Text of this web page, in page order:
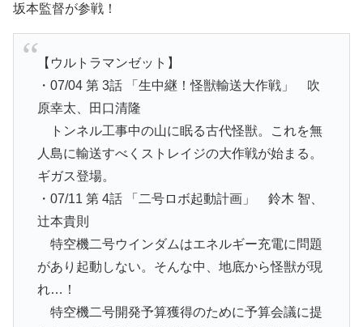
坂本監督が参戦！
【ウルトラマンゼット】
・07/04 第 3話 「生中継！怪獣輸送大作戦」 吹
原幸太、田口清隆
トンネル工事中の山に眠る古代怪獣。これを無
人島に輸送すべくストレイジの大作戦が始まる。
ギガス登場。
・07/11 第 4話 「二号ロボ起動計画」 鈴木 智、
辻本貴則
特空機二号ウインダムはエネルギー充電に問題
があり起動しない。そんな中、地底から怪獣が現
れ…！
特空機二号開発予算獲得のために予算会議に提